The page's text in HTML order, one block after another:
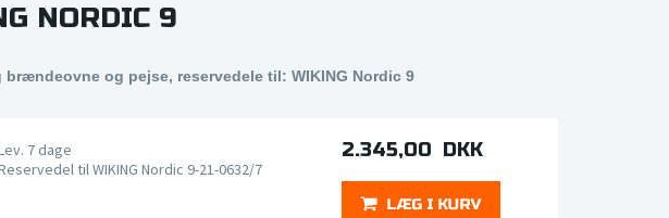
NORDIC 9
og pejse, reservedele til: WIKING Nordic 9
7 dage
til WIKING Nordic 9-21-0632/7
2.345,00 DKK